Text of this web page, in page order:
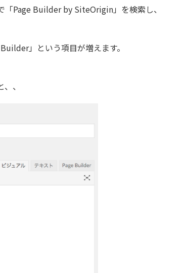
Page Builder by SiteOrigin」を検索し、
」という項目が増えます。
、